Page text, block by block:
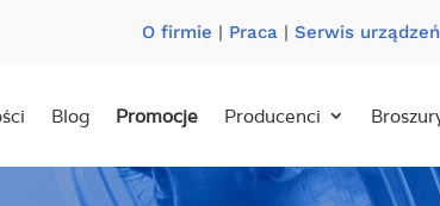
O firmie | Praca| Serwis
Blog Promocje Producenci